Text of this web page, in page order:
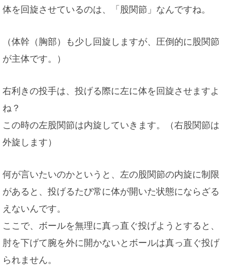
体を回旋させているのは、「股関節」なんですね。
（体幹（胸部）も少し回旋しますが、圧倒的に股関節
が主体です。）
右利きの投手は、投げる際に左に体を回旋させますよ
ね？
この時の左股関節は内旋していきます。（右股関節は
外旋します）
何が言いたいのかというと、左の股関節の内旋に制限
があると、投げるたび常に体が開いた状態にならざる
えないんです。
ここで、ボールを無理に真っ直ぐ投げようとすると、
肘を下げて腕を外に開かないとボールは真っ直ぐ投げ
られません。